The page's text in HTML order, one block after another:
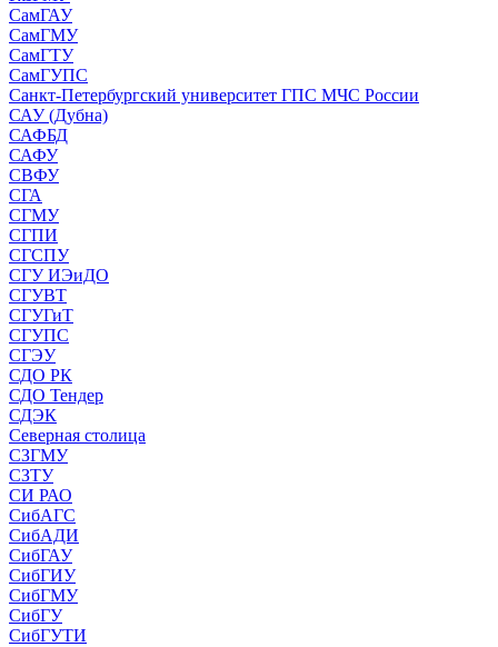
СамГАУ
СамГМУ
СамГТУ
СамГУПС
Санкт-Петербургский университет ГПС МЧС России
САУ (Дубна)
САФБД
САФУ
СВФУ
СГА
СГМУ
СГПИ
СГСПУ
СГУ ИЭиДО
СГУВТ
СГУГиТ
СГУПС
СГЭУ
СДО РК
СДО Тендер
СДЭК
Северная столица
СЗГМУ
СЗТУ
СИ РАО
СибАГС
СибАДИ
СибГАУ
СибГИУ
СибГМУ
СибГУ
СибГУТИ